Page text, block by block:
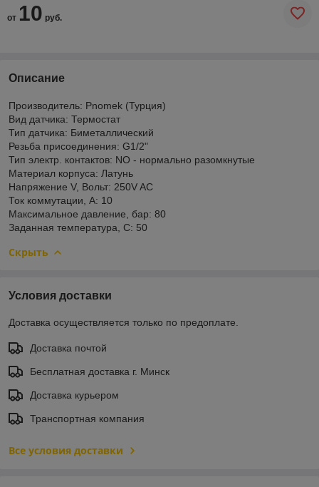
от 10 руб.
Описание
Производитель: Pnomek (Турция)
Вид датчика: Термостат
Тип датчика: Биметаллический
Резьба присоединения: G1/2"
Тип электр. контактов: NO - нормально разомкнутые
Материал корпуса: Латунь
Напряжение V, Вольт: 250V AC
Ток коммутации, А: 10
Максимальное давление, бар: 80
Заданная температура, С: 50
Скрыть
Условия доставки
Доставка осуществляется только по предоплате.
Доставка почтой
Бесплатная доставка г. Минск
Доставка курьером
Транспортная компания
Все условия доставки